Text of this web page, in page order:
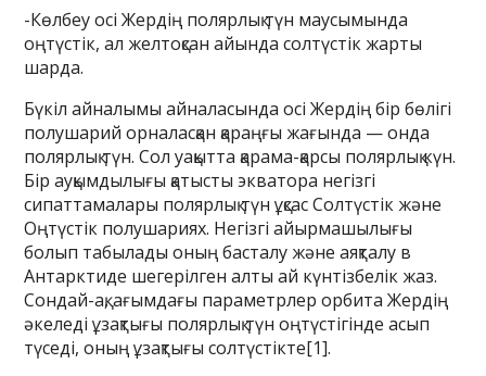
-Көлбеу осі Жердің полярлық түн маусымында
оңтүстік, ал желтоқсан айында солтүстік жарты
шарда.
Бүкіл айналымы айналасында осі Жердің бір бөлігі
полушарий орналасқан қараңғы жағында — онда
полярлық түн. Сол уақытта қарама-қарсы полярлық күн.
Бір ауқымдылығы қатысты экватора негізгі
сипаттамалары полярлық түн ұқсас Солтүстік және
Оңтүстік полушариях. Негізгі айырмашылығы
болып табылады оның басталу және аяқталу в
Антарктиде шегерілген алты ай күнтізбелік жаз.
Сондай-ақ, ағымдағы параметрлер орбита Жердің
әкеледі ұзақтығы полярлық түн оңтүстігінде асып
түседі, оның ұзақтығы солтүстікте[1].